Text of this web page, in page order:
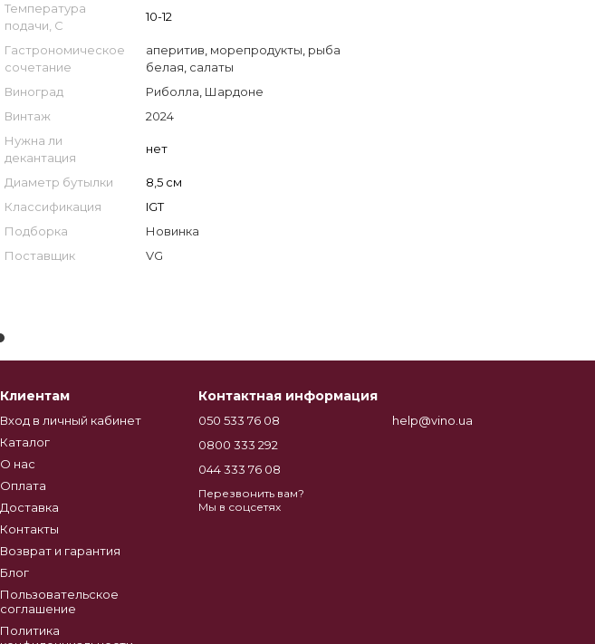
Температура
подачи, С
10-12
Гастрономическое
сочетание
аперитив морепродукты рыба
белая салаты
Виноград
Риболла Шардоне
Винтаж
2024
Нужна ли
декантация
нет
Диаметр бутылки
8,5 см
Классификация
IGT
Подборка
Новинка
Поставщик
VG
Клиентам
Вход в личный кабинет
Каталог
О нас
Оплата
Доставка
Контакты
Возврат и гарантия
Блог
Пользовательское
соглашение
Политика
Контактная информация
050 533 76 08
0800 333 292
044 333 76 08
Перезвонить вам?
help@vino.ua
Мы в соцсетях